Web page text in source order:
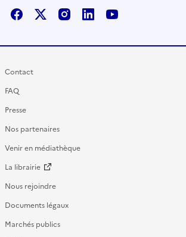
FacebookX / TwitterInstagram
LinkedInYoutube
Contact
FAQ
Presse
Nos partenaires
Venir en médiathèque
La librairie
Nous rejoindre
Documents légaux
Marchés publics